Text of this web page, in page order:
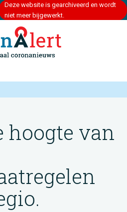
Deze website is gearchiveerd en wordt
niet meer bijgewerkt.
hoogte van